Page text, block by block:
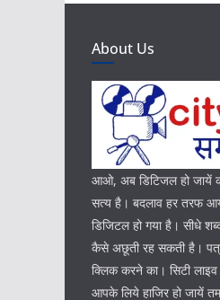
About Us
आओ, अब डिटिजल हो जायें
सत्य है। बदलाव हर तरफ
डिजिटल हो गया है। सीधे
कैसे अछूती रह सकती है।
क्लिक करने का। सिटी
आपके लिये हाजिर हो जायें